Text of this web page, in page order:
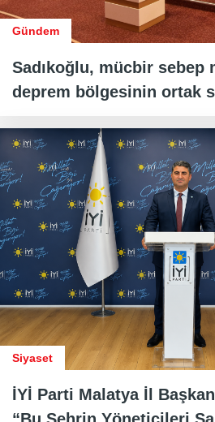
Gündem
Sadıkoğlu, mücbir sebep
deprem bölgesinin ortak
Siyaset
İYİ Parti Malatya İl